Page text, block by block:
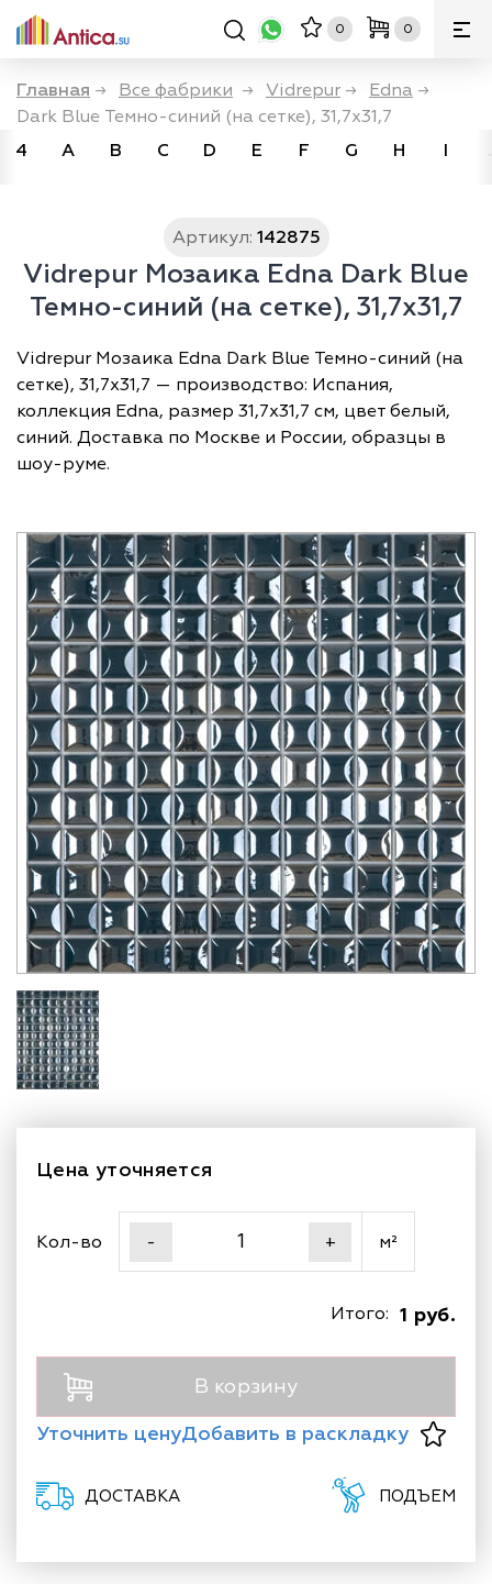
0 0
Главная → Все фабрики → Vidrepur → Edna →
Dark Blue Темно-синий (на сетке), 31,7х31,7
4
A B C D E F G H I
Артикул: 142875
Vidrepur Мозаика Edna Dark Blue
Темно-синий (на сетке), 31,7х31,7
Vidrepur Мозаика Edna Dark Blue Темно-синий (на
сетке), 31,7х31,7 — производство: Испания,
коллекция Edna, размер 31,7х31,7 см, цвет белый,
синий. Доставка по Москве и России, образцы в
шоу-руме.
Цена уточняется
Кол-во - + м²
1 руб.
Итого:
В корзину
Уточнить ценуДобавить в раскладку
ДОСТАВКА ПОДЪЕМ